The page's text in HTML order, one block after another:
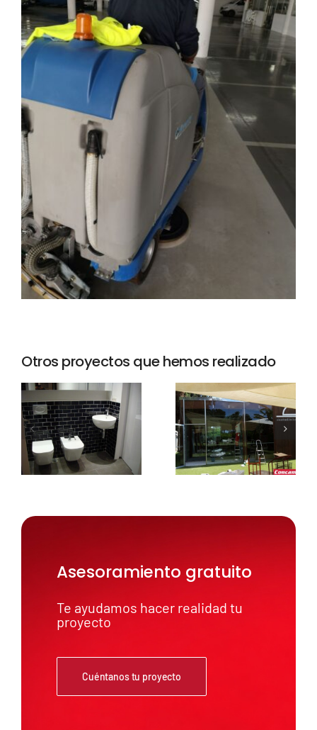
Otros proyectos que hemos realizado
Asesoramiento gratuito
Te ayudamos hacer realidad tu
proyecto
Cuéntanos tu proyecto